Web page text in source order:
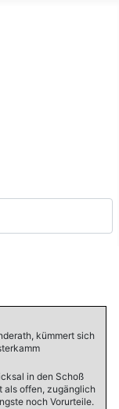
kümmert sich
in den Schoß
als offen, zugänglich
noch Vorurteile.